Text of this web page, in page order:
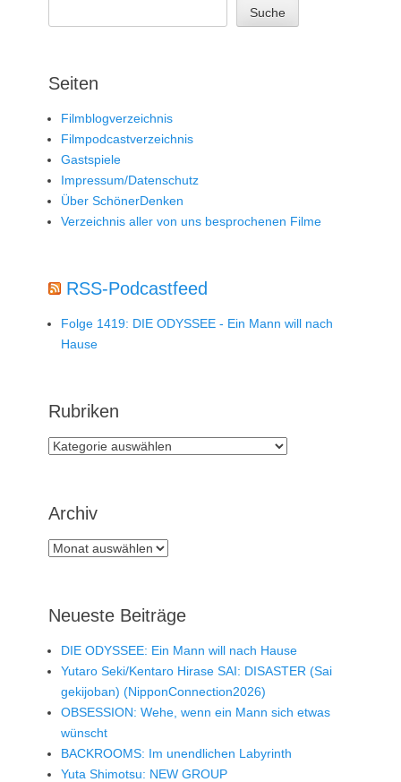
Suche
Seiten
Filmblogverzeichnis
Filmpodcastverzeichnis
Gastspiele
Impressum/Datenschutz
Über SchönerDenken
Verzeichnis aller von uns besprochenen Filme
RSS-Podcastfeed
Folge 1419: DIE ODYSSEE - Ein Mann will nach
Hause
Rubriken
Rubriken
Archiv
Archiv
Neueste Beiträge
DIE ODYSSEE: Ein Mann will nach Hause
Yutaro Seki/Kentaro Hirase SAI: DISASTER (Sai
gekijoban) (NipponConnection2026)
OBSESSION: Wehe, wenn ein Mann sich etwas
wünscht
BACKROOMS: Im unendlichen Labyrinth
Yuta Shimotsu: NEW GROUP